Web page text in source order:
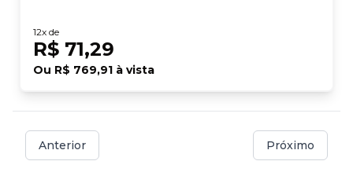
12x de
R$ 71,29
Ou R$ 769,91 à vista
Anterior Próximo